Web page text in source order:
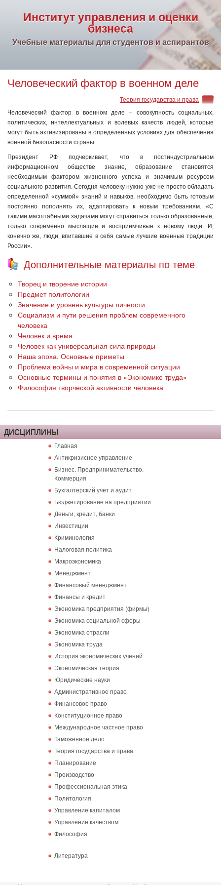
Институт управления и оценки
бизнеса
Учебные материалы для студентов и аспирантов
Человеческий фактор в военном деле
Теория государства и права
Человеческий фактор в военном деле – совокупность социальных,
политических, интеллектуальных и волевых качеств людей, которые
могут быть активизированы в определенных условиях для обеспечения
военной безопасности страны.
Президент РФ подчеркивает, что в постиндустриальном
информационном обществе знание, образование становятся
необходимым фактором жизненного успеха и значимым ресурсом
социального развития. Сегодня человеку нужно уже не просто обладать
определенной «суммой» знаний и навыков, необходимо быть готовым
постоянно пополнять их, адаптировать к новым требованиям. «С
такими масштабными задачами могут справиться только образованные,
только современно мыслящие и восприимчивые к новому люди. И,
конечно же, люди, впитавшие в себя самые лучшие военные традиции
России».
Дополнительные материалы по теме
Творец и творение истории
Предмет политологии
Значение и уровень культуры личности
Социализм и пути решения проблем современного
человека
Человек и время
Человек как универсальная сила природы
Наша эпоха. Основные приметы
Проблема войны и мира в современной ситуации
Основные термины и понятия в «Экономике труда»
Философия творческой активности человека
ДИСЦИПЛИНЫ
Главная
Антикризисное управление
Бизнес. Предпринимательство.
Коммерция
Бухгалтерский учет и аудит
Бюджетирование на предприятии
Деньги, кредит, банки
Инвестиции
Криминология
Налоговая политика
Макроэкономика
Менеджмент
Финансовый менеджмент
Финансы и кредит
Экономика предприятия (фирмы)
Экономика социальной сферы
Экономика отрасли
Экономика труда
История экономических учений
Экономическая теория
Юридические науки
Административное право
Финансовое право
Конституционное право
Международное частное право
Таможенное дело
Теория государства и права
Планирование
Производство
Профессиональная этика
Политология
Управление капиталом
Управление качеством
Философия
Литература